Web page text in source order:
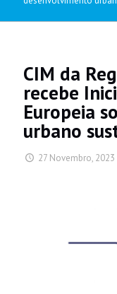
CIM da
recebe
Europeia
urbano
27 Novembro, 2023